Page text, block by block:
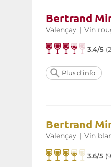
Bertrand
Valençay | Vin
3.4/5 (
Plus d'info
Bertrand
Valençay | Vin
3.6/5 (